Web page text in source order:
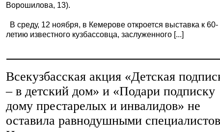
Ворошилова, 13).
В среду, 12 ноября, в Кемерове откроется выставка к 60-
летию известного кузбассовца, заслуженного [...]
Всекузбасская акция «Детская
– в детский дом» и «Подари подписку
дому престарелых и инвалидов» не
оставила равнодушными